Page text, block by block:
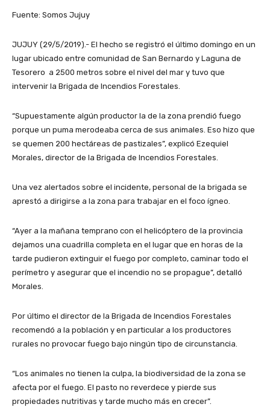
Fuente: Somos Jujuy
JUJUY (29/5/2019).- El hecho se registró el último domingo en un
lugar ubicado entre comunidad de San Bernardo y Laguna de
Tesorero a 2500 metros sobre el nivel del mar y tuvo que
intervenir la Brigada de Incendios Forestales.
“Supuestamente algún productor la de la zona prendió fuego
porque un puma merodeaba cerca de sus animales. Eso hizo que
se quemen 200 hectáreas de pastizales”, explicó Ezequiel
Morales, director de la Brigada de Incendios Forestales.
Una vez alertados sobre el incidente, personal de la brigada se
aprestó a dirigirse a la zona para trabajar en el foco ígneo.
“Ayer a la mañana temprano con el helicóptero de la provincia
dejamos una cuadrilla completa en el lugar que en horas de la
tarde pudieron extinguir el fuego por completo, caminar todo el
perímetro y asegurar que el incendio no se propague”, detalló
Morales.
Por último el director de la Brigada de Incendios Forestales
recomendó a la población y en particular a los productores
rurales no provocar fuego bajo ningún tipo de circunstancia.
“Los animales no tienen la culpa, la biodiversidad de la zona se
afecta por el fuego. El pasto no reverdece y pierde sus
propiedades nutritivas y tarde mucho más en crecer”.